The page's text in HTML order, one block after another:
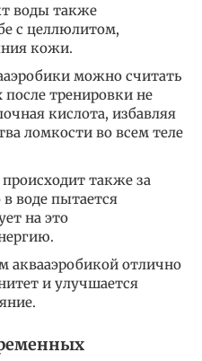
воды также
с целлюлитом,
кожи.
можно считать
тренировки не
кислота, избавляя
ломкости во всем теле
также за
в воде пытается
на это
аквааэробикой отлично
и улучшается